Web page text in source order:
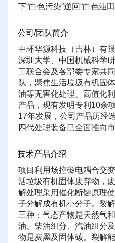
下“白色污染”逆回“白色油田
公司/团队简介
中环华源科技（吉林）有
深圳大学、中国机械科学
工联合会及各部委专家共
队，聚焦生活垃圾有机固
油等无害化处理、高值化
产品，现有发明专利10余
17年发展，公司产品历经
四代处理装备已全面推向市
技术产品介绍
项目利用场控磁电耦合交
活垃圾有机固体废弃物，
解处理采用催化断键原理
子分解成有机小分子。裂
三种：气态产物是天然气
油、柴油组分、汽油组分
物是炭黑及固体碳。裂解